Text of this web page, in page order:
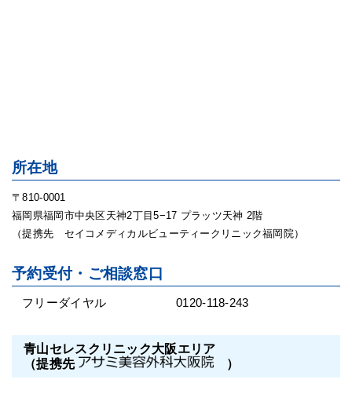
所在地
〒810-0001
福岡県福岡市中央区天神2丁目5−17 プラッツ天神 2階
（提携先 セイコメディカルビューティークリニック福岡院）
予約受付・ご相談窓口
フリーダイヤル 0120-118-243
青山セレスクリニック大阪エリア
（提携先
）